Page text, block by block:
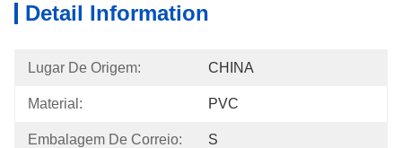
Detail Information
Lugar De Origem: CHINA
Material: PVC
Embalagem De Correio: S